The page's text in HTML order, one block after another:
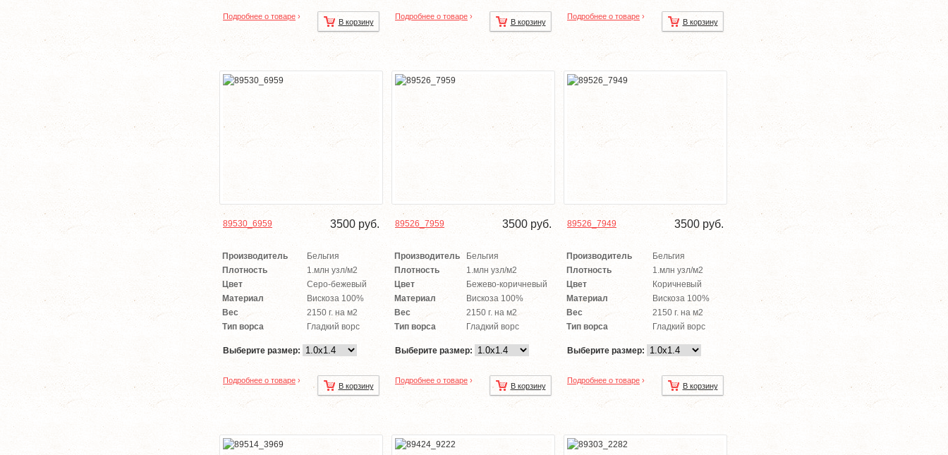
Подробнее о товаре ›
В корзину
Подробнее о товаре ›
В корзину
Подробнее о товаре ›
В корзину
89530_6959 3500 руб.
Производитель
Бельгия
Плотность
1.млн узл/м2
Цвет
Серо-бежевый
Материал
Вискоза 100%
Вес
2150 г. на м2
Тип ворса
Гладкий ворс
Выберите размер:
Подробнее о товаре ›
В корзину
89526_7959 3500 руб.
Производитель
Бельгия
Плотность
1.млн узл/м2
Цвет
Бежево-коричневый
Материал
Вискоза 100%
Вес
2150 г. на м2
Тип ворса
Гладкий ворс
Выберите размер:
Подробнее о товаре ›
В корзину
89526_7949 3500 руб.
Производитель
Бельгия
Плотность
1.млн узл/м2
Цвет
Коричневый
Материал
Вискоза 100%
Вес
2150 г. на м2
Тип ворса
Гладкий ворс
Выберите размер:
Подробнее о товаре ›
В корзину